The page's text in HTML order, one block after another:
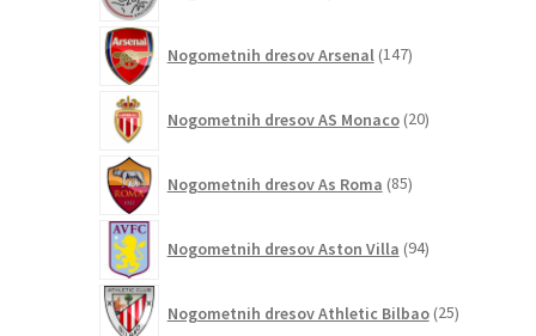
Nogometnih dresov Arsenal 147izdelkov
Nogometnih dresov AS Monaco 20izdelkov
Nogometnih dresov As Roma 85izdelkov
Nogometnih dresov Aston Villa 94izdelkov
Nogometnih dresov Athletic Bilbao 25izdelkov